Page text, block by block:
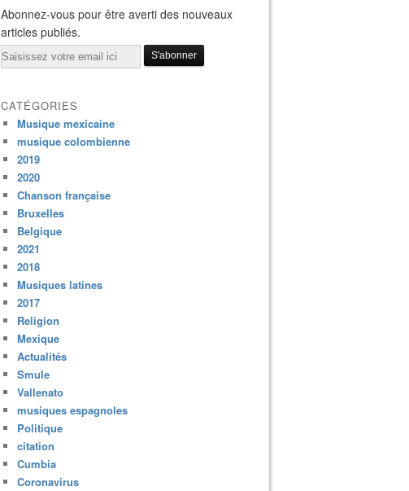
Abonnez-vous pour être averti des nouveaux
articles publiés.
Email
CATÉGORIES
Musique mexicaine
musique colombienne
2019
2020
Chanson française
Bruxelles
Belgique
2021
2018
Musiques latines
2017
Religion
Mexique
Actualités
Smule
Vallenato
musiques espagnoles
Politique
citation
Cumbia
Coronavirus